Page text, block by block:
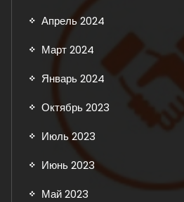
Апрель 2024
Март 2024
Январь 2024
Октябрь 2023
Июль 2023
Июнь 2023
Май 2023